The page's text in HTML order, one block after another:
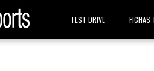
TEST DRIVE FICHAS